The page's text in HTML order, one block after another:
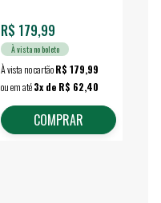
R$ 179,99
À vista no boleto
À vista no cartãoR$ 179,99
ou em até3x de R$ 62,40
COMPRAR